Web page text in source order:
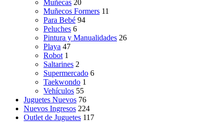
Muñecas 20
Muñecos Formers 11
Para Bebé 94
Peluches 6
Pintura y Manualidades 26
Playa 47
Robot 1
Saltarines 2
Supermercado 6
Taekwondo 1
Vehículos 55
Juguetes Nuevos 76
Nuevos Ingresos 224
Outlet de Juguetes 117